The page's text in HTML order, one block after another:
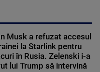
Musk a refuzat accesul
la Starlink pentru
în Rusia. Zelenski i-a
lui Trump să intervină